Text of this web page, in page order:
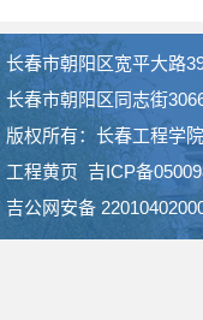
长春市朝阳区宽平大路
长春市朝阳区同志街
版权所有：长春工程学
工程黄页 吉ICP备
吉公网安备